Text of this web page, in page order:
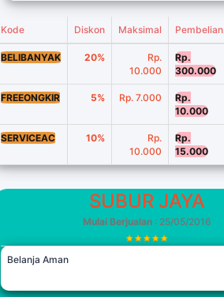
Kode Diskon Maksimal Pembelian
BELIBANYAK 20%
Rp.
10.000
Rp.
300.000
FREEONGKIR 5% Rp. 7.000
Rp.
10.000
SERVICEAC 10%
Rp.
10.000
Rp.
15.000
SUBUR JAYA
Mulai Berjualan: 25/05/2016
Belanja Aman